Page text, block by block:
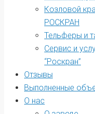
Козловой
РОСКРАН
Тельферы и
Сервис и
“Роскран”
Отзывы
Выполненные
О нас